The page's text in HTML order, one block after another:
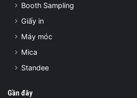
Booth Sampling
Giấy in
Máy móc
Mica
Standee
Gần đây